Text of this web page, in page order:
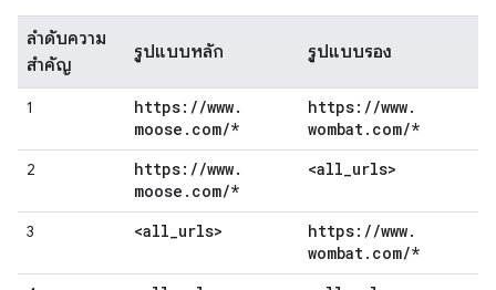
ลำดับความ
สำคัญ
รูปแบบหลัก รูปแบบรอง
1 https: //www.
moose . com/*
https: //www.
wombat. com/*
2 https: //www.
moose . com/*
<all_urls>
3 <all_urls> https: //www.
wombat. com/*